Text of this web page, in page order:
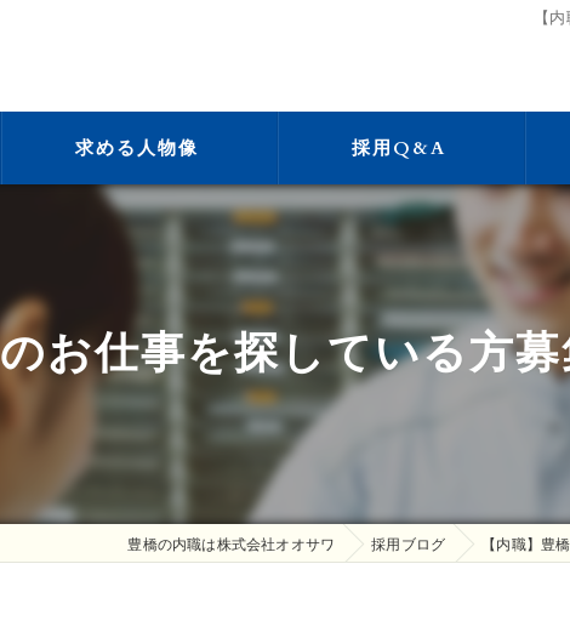
【
求める人物像 採用Q&A
お仕事を探している方
豊橋の内職は株式会社オオサワ 採用ブログ 【内職】豊